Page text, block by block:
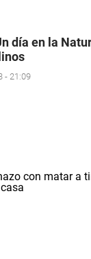
día en la
- 21:09